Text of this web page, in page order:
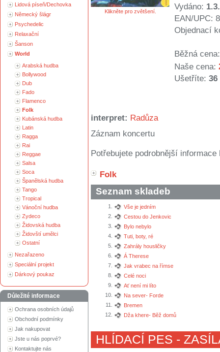
Lidová píseň/Dechovka
Německý šlágr
Psychedelic
Relaxační
Šanson
World
Arabská hudba
Bollywood
Dub
Fado
Flamenco
Folk
Kubánská hudba
Latin
Ragga
Rai
Reggae
Salsa
Soca
Španělská hudba
Tango
Tropical
Vánoční hudba
Zydeco
Židovská hudba
Židovští umělci
Ostatní
Nezařazeno
Speciální projekt
Dárkový poukaz
Důležité informace
Ochrana osobních údajů
Obchodní podmínky
Jak nakupovat
Jste u nás poprvé?
Kontaktujte nás
Klikněte pro zvětšení.
Vydáno:
EAN/UPC:
Objednací
Běžná cena:
Naše cena:
Ušetříte: 36
interpret: Radůza
Záznam koncertu
Potřebujete podrobnější
Folk
Seznam skladeb
1.
Vše je jedním
2.
Cestou do Jenkovic
3.
Bylo nebylo
4.
Tuti, boty, ré
5.
Zahrály housličky
6.
Á Therese
7.
Jak vrabec na římse
8.
Celé noci
9.
Ať není mi líto
10.
Na sever- Forde
11.
Bremen
12.
Dža khere- Běž domů
HLÍDACÍ PES -